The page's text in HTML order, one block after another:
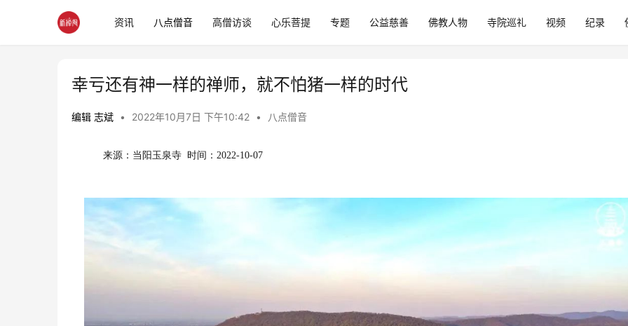
资讯 八点僧音 高僧访谈 心乐菩提 专题 公益慈善 佛教人物 寺院巡礼 视频 纪录
幸亏还有神一样的禅师，就不怕猪一样的时代
编辑 志斌 • 2022年10月7日 下午10:42 • 八点僧音
来源：当阳玉泉寺  时间：2022-10-07